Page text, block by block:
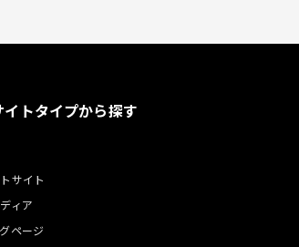
トタイプから探す
サイト
ィア
ページ